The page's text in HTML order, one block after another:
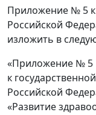
Приложение № 5 к
Российской
изложить в
«Приложение № 5
к
Российской
«Развитие